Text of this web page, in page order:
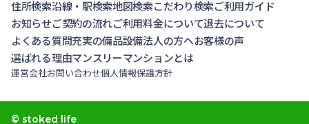
住所検索沿線・駅検索地図検索こだわり検索ご利用ガイド
お知らせご契約の流れご利用料金について退去について
よくある質問充実の備品設備法人の方へお客様の声
選ばれる理由マンスリーマンションとは
運営会社お問い合わせ個人情報保護方針
© stoked life